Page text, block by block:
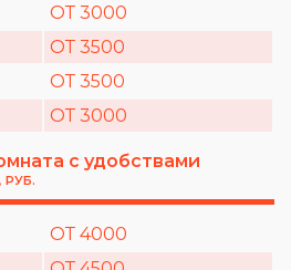
ОТ 3000
ОТ 3500
ОТ 3500
ОТ 3000
с удобствами
РУБ.
ОТ 4000